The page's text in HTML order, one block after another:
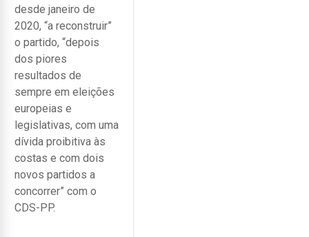
desde janeiro de
2020, “a reconstruir”
o partido, “depois
dos piores
resultados de
sempre em eleições
europeias e
legislativas, com uma
dívida proibitiva às
costas e com dois
novos partidos a
concorrer” com o
CDS-PP.